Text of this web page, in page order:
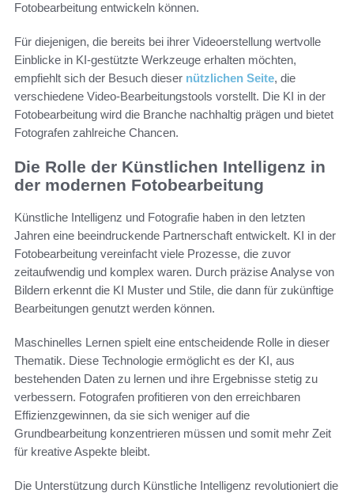
Fotobearbeitung entwickeln können.
Für diejenigen, die bereits bei ihrer Videoerstellung wertvolle
Einblicke in KI-gestützte Werkzeuge erhalten möchten,
empfiehlt sich der Besuch dieser nützlichen Seite, die
verschiedene Video-Bearbeitungstools vorstellt. Die KI in der
Fotobearbeitung wird die Branche nachhaltig prägen und bietet
Fotografen zahlreiche Chancen.
Die Rolle der Künstlichen Intelligenz in
der modernen Fotobearbeitung
Künstliche Intelligenz und Fotografie haben in den letzten
Jahren eine beeindruckende Partnerschaft entwickelt. KI in der
Fotobearbeitung vereinfacht viele Prozesse, die zuvor
zeitaufwendig und komplex waren. Durch präzise Analyse von
Bildern erkennt die KI Muster und Stile, die dann für zukünftige
Bearbeitungen genutzt werden können.
Maschinelles Lernen spielt eine entscheidende Rolle in dieser
Thematik. Diese Technologie ermöglicht es der KI, aus
bestehenden Daten zu lernen und ihre Ergebnisse stetig zu
verbessern. Fotografen profitieren von den erreichbaren
Effizienzgewinnen, da sie sich weniger auf die
Grundbearbeitung konzentrieren müssen und somit mehr Zeit
für kreative Aspekte bleibt.
Die Unterstützung durch Künstliche Intelligenz revolutioniert die